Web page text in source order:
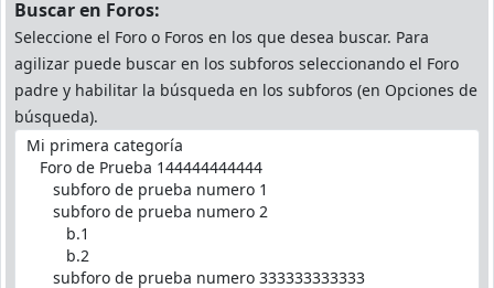
Buscar en Foros:
Seleccione el Foro o Foros en los que desea buscar. Para
agilizar puede buscar en los subforos seleccionando el Foro
padre y habilitar la búsqueda en los subforos (en Opciones de
búsqueda).